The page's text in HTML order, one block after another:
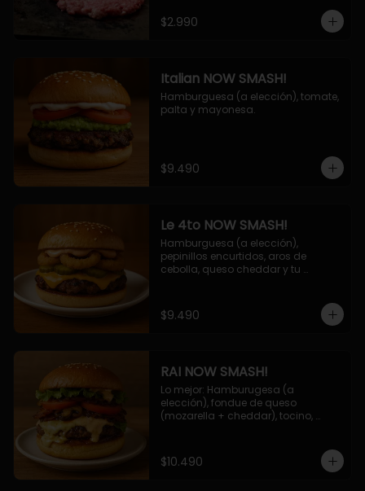
$2.990
Italian NOW SMASH!
Hamburguesa (a elección), tomate,
palta y mayonesa.
$9.490
Le 4to NOW SMASH!
Hamburguesa (a elección),
pepinillos encurtidos, aros de
cebolla, queso cheddar y tu
$9.490
RAI NOW SMASH!
Lo mejor: Hamburugesa (a
elección), fondue de queso
(mozarella + cheddar), tocino,
NOW!
$10.490